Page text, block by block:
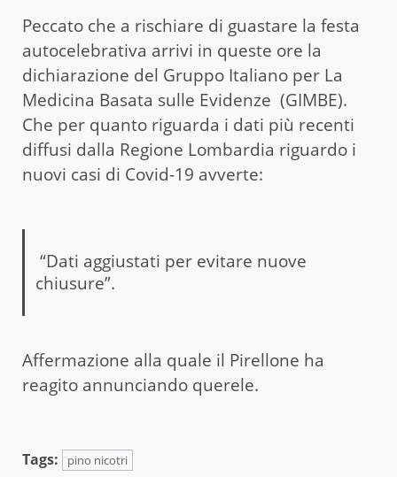
Peccato che a rischiare di guastare la festa
autocelebrativa arrivi in queste ore la
dichiarazione del Gruppo Italiano per La
Medicina Basata sulle Evidenze (GIMBE).
Che per quanto riguarda i dati più recenti
diffusi dalla Regione Lombardia riguardo i
nuovi casi di Covid-19 avverte:
“Dati aggiustati per evitare nuove
chiusure”.
Affermazione alla quale il Pirellone ha
reagito annunciando querele.
Tags: pino nicotri